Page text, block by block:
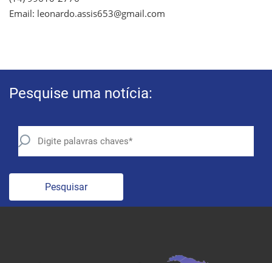
Email: leonardo.assis653@gmail.com
Pesquise uma notícia:
Pesquisar